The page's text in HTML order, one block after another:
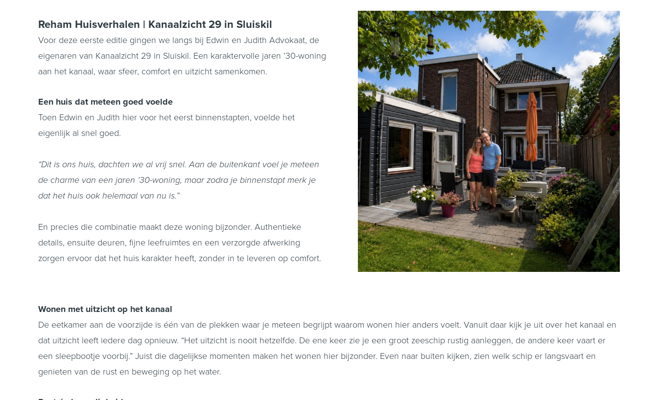
Reham Huisverhalen | Kanaalzicht 29 in Sluiskil
Voor deze eerste editie gingen we langs bij Edwin en Judith Advokaat, de
eigenaren van Kanaalzicht 29 in Sluiskil. Een karaktervolle jaren ’30-woning
aan het kanaal, waar sfeer, comfort en uitzicht samenkomen.
Een huis dat meteen goed voelde
Toen Edwin en Judith hier voor het eerst binnenstapten, voelde het
eigenlijk al snel goed.
“Dit is ons huis, dachten we al vrij snel. Aan de buitenkant voel je meteen
de charme van een jaren ’30-woning, maar zodra je binnenstapt merk je
dat het huis ook helemaal van nu is.”
En precies die combinatie maakt deze woning bijzonder. Authentieke
details, ensuite deuren, fijne leefruimtes en een verzorgde afwerking
zorgen ervoor dat het huis karakter heeft, zonder in te leveren op comfort.
Wonen met uitzicht op het kanaal
De eetkamer aan de voorzijde is één van de plekken waar je meteen begrijpt waarom wonen hier anders voelt. Vanuit daar kijk je uit over het kanaal en
dat uitzicht leeft iedere dag opnieuw. “Het uitzicht is nooit hetzelfde. De ene keer zie je een groot zeeschip rustig aanleggen, de andere keer vaart er
een sleepbootje voorbij.” Juist die dagelijkse momenten maken het wonen hier bijzonder. Even naar buiten kijken, zien welk schip er langsvaart en
genieten van de rust en beweging op het water.